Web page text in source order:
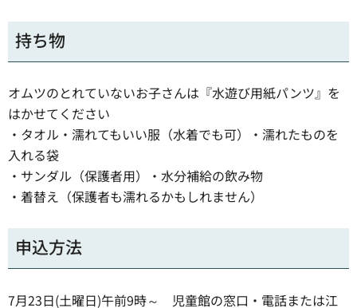
持ち物
オムツのとれていないお子さんは『水遊び用紙パンツ』を
はかせてください
・タオル・濡れてもいい服（水着でも可）・濡れたものを
入れる袋
・サンダル（保護者用）・水分補給の飲み物
・着替え（保護者も濡れるかもしれません）
申込方法
7月23日(土曜日)午前9時～ 児童館の窓口・電話または江